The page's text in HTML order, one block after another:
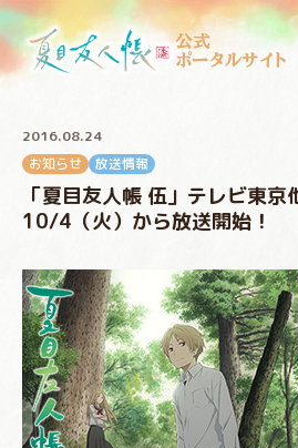
公式
ポータルサイト
2016.08.24
お知らせ
放送情報
「夏目友人帳 伍」テレビ東京
10/4（火）から放送開始！